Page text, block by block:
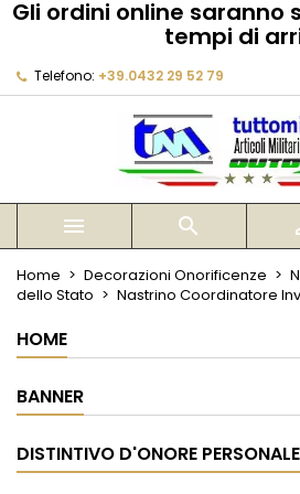
Gli ordini online saranno
tempi di
Telefono: +39.0432 29 52 79
 
Home Decorazioni Onorificenze
dello Stato
Nastrino Coordinatore
HOME
BANNER
DISTINTIVO D'ONORE
My wishlists
add_circle_outline Create new list
Crea lista dei
Annulla
Devi avere effettuato l'accesso
prodotti nella tua lista dei